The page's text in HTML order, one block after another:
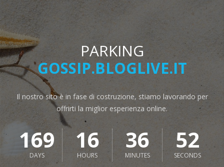
PARKING
GOSSIP.BLOGLIVE.IT
Il nostro sito è in fase di costruzione, stiamo lavorando per
offrirti la miglior esperienza online.
169
DAYS
16
HOURS
36
MINUTES
52
SECONDS